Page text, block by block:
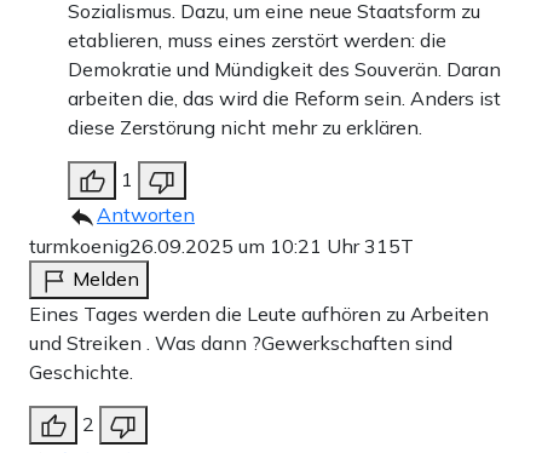
Sozialismus. Dazu, um eine neue Staatsform zu
etablieren, muss eines zerstört werden: die
Demokratie und Mündigkeit des Souverän. Daran
arbeiten die, das wird die Reform sein. Anders ist
diese Zerstörung nicht mehr zu erklären.
1
Antworten
turmkoenig26.09.2025 um 10:21 Uhr315T
Melden
Eines Tages werden die Leute aufhören zu Arbeiten
und Streiken . Was dann ?Gewerkschaften sind
Geschichte.
2